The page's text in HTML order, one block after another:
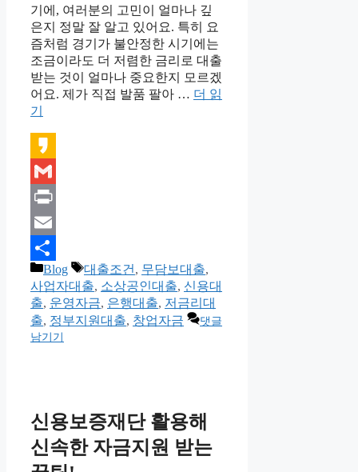
기에, 여러분의 고민이 얼마나 깊
은지 정말 잘 알고 있어요. 특히 요
즘처럼 경기가 불안정한 시기에는
조금이라도 더 저렴한 금리로 대출
받는 것이 얼마나 중요한지 모르겠
어요. 제가 직접 발품 팔아 … 더 읽
기
Kakao
Gmail
Print
Email
Share
카
테
고
리
Blog
태
그
대출조건 , 무담보대출,
사업자대출, 소상공인대출, 신용대
출, 운영자금, 은행대출, 저금리대
출, 정부지원대출, 창업자금
댓글
남기기
신용보증재단 활용해
신속한 자금지원 받는